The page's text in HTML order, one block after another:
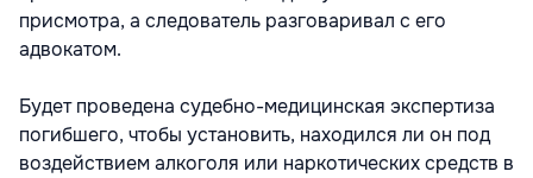
присмотра, а следователь разговаривал с его
адвокатом.
Будет проведена судебно-медицинская экспертиза
погибшего, чтобы установить, находился ли он под
воздействием алкоголя или наркотических средств в